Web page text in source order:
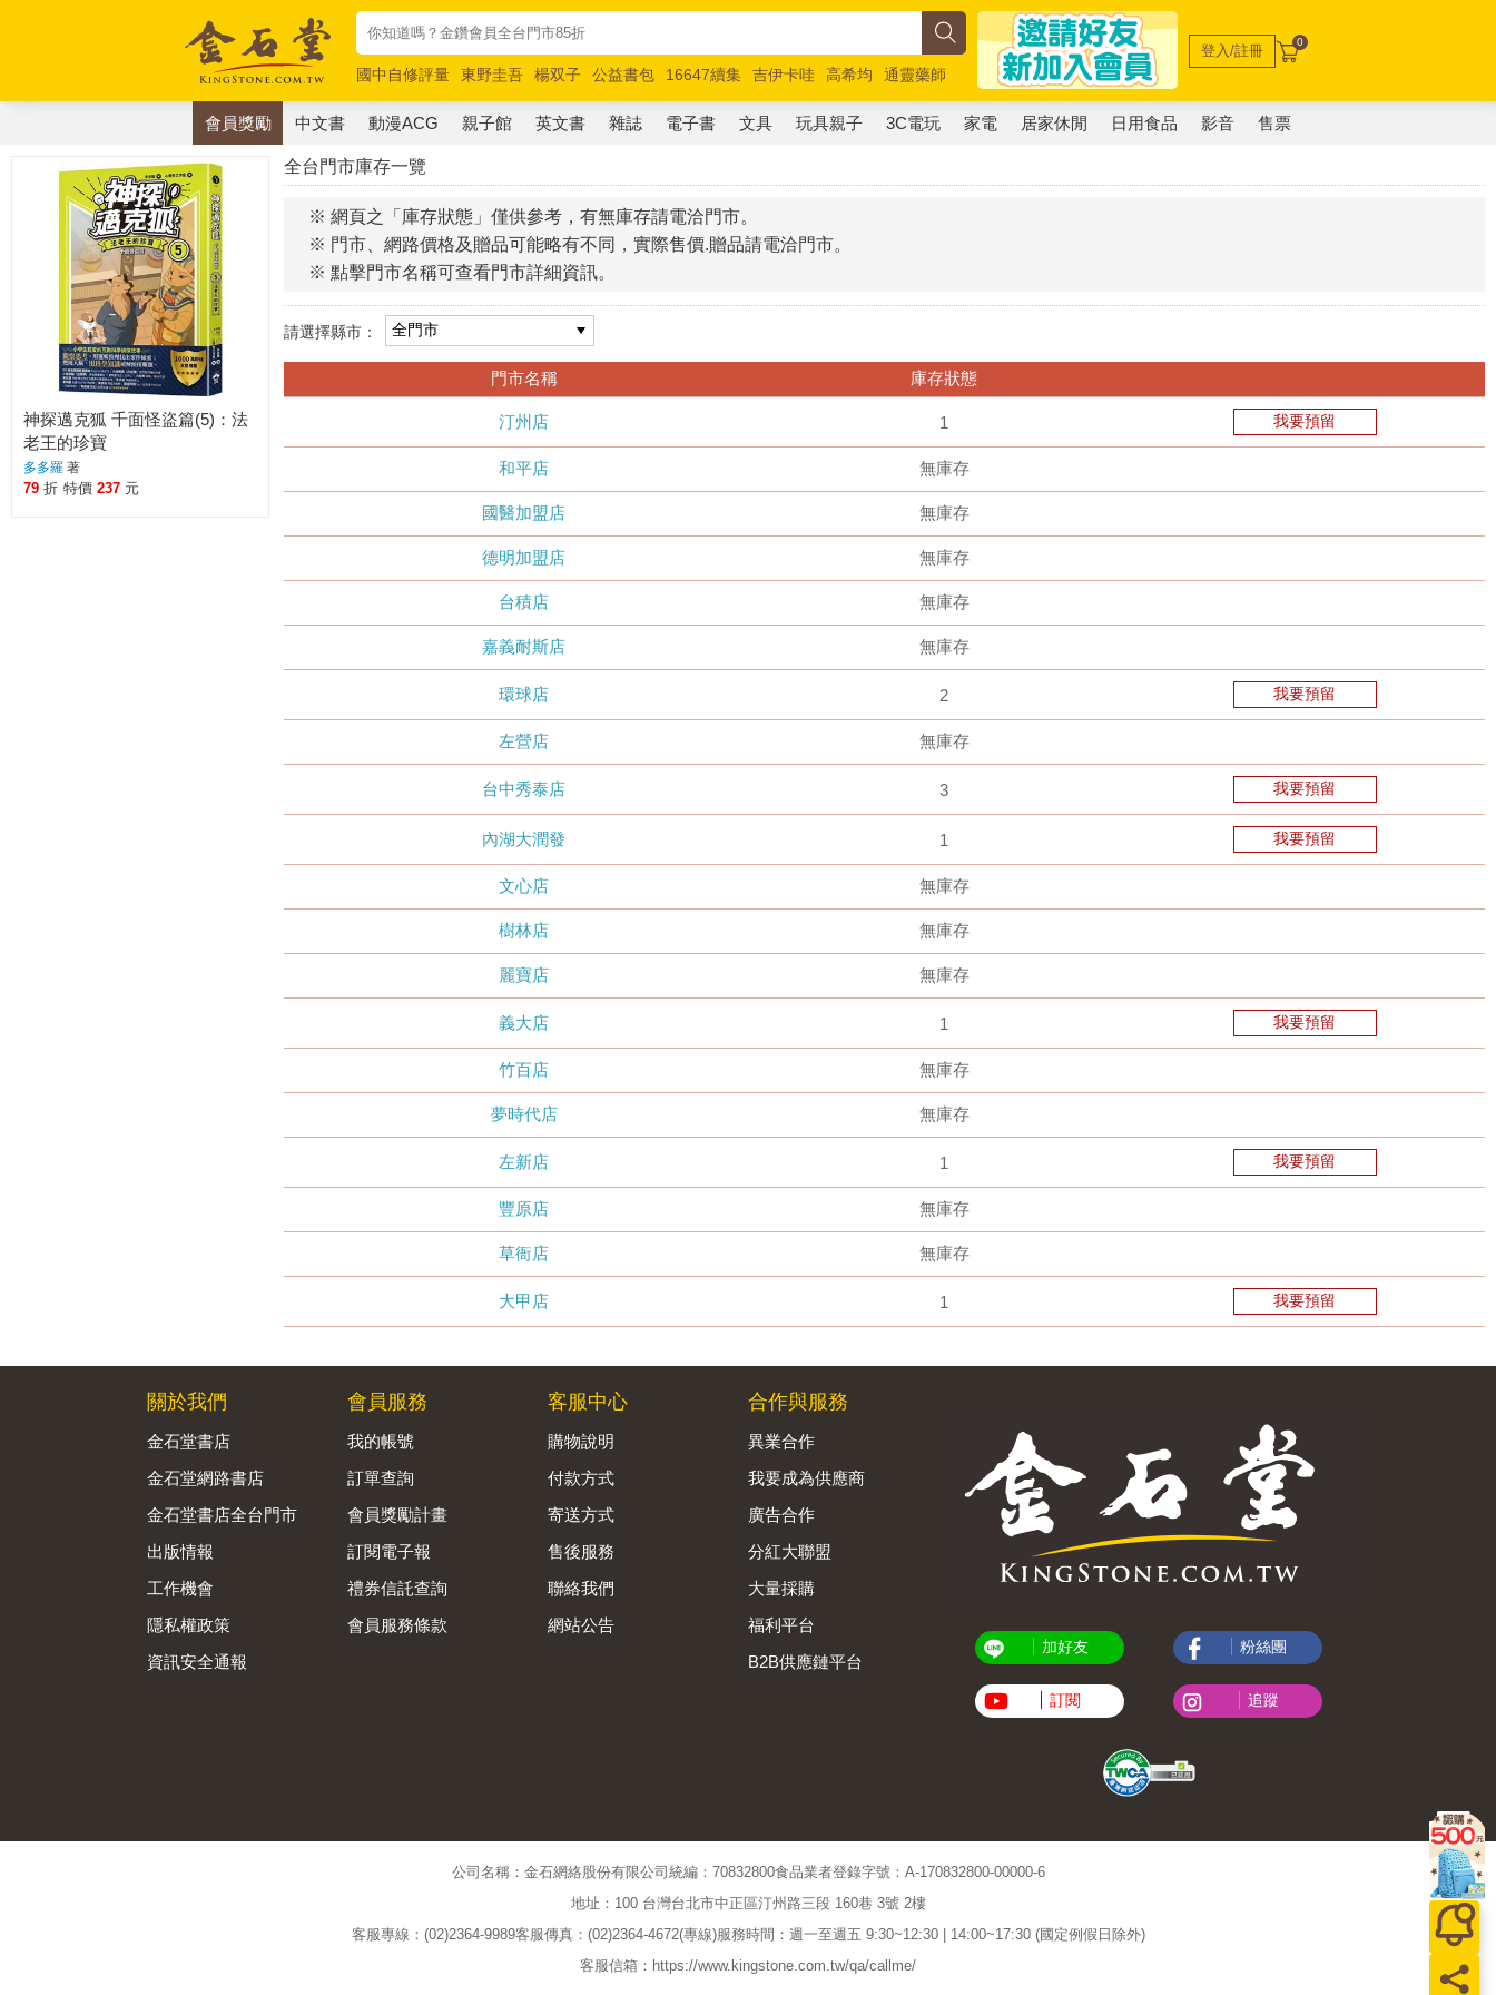
國中自修評量 東野圭吾 楊双子 公益書包 16647續集 吉伊卡哇 高希均
通靈藥師
唯紅花綻放
奧德賽 路邊攤新作 馬斯克 玩具總動員5 超慢跑
登入/註冊 0
會員獎勵 中文書 動漫ACG 親子館 英文書 雜誌 電子書 文具 玩具親子 3C電玩 家電 居家休閒 日用食品 影音 售票
全台門市庫存一覽
※ 網頁之「庫存狀態」僅供參考，有無庫存請電洽門市。
※ 門市、網路價格及贈品可能略有不同，實際售價.贈品請電洽門市。
※ 點擊門市名稱可查看門市詳細資訊。
請選擇縣市：
門市名稱 庫存狀態
汀州店 1 我要預留
和平店 無庫存
國醫加盟店 無庫存
德明加盟店 無庫存
台積店 無庫存
嘉義耐斯店 無庫存
環球店 2 我要預留
左營店 無庫存
台中秀泰店 3 我要預留
內湖大潤發 1 我要預留
文心店 無庫存
樹林店 無庫存
麗寶店 無庫存
義大店 1 我要預留
竹百店 無庫存
夢時代店 無庫存
左新店 1 我要預留
豐原店 無庫存
草衙店 無庫存
大甲店 1 我要預留
神探邁克狐 千面怪盜篇(5)：法
老王的珍寶
多多羅 著
79 折 特價 237 元
關於我們
金石堂書店
金石堂網路書店
金石堂書店全台門市
出版情報
工作機會
隱私權政策
資訊安全通報
會員服務
我的帳號
訂單查詢
會員獎勵計畫
訂閱電子報
禮券信託查詢
會員服務條款
客服中心
購物說明
付款方式
寄送方式
售後服務
聯絡我們
網站公告
合作與服務
異業合作
我要成為供應商
廣告合作
分紅大聯盟
大量採購
福利平台
B2B供應鏈平台
加好友
訂閱
粉絲團
追蹤
公司名稱：金石網絡股份有限公司 統編：70832800食品業者登錄字號：A-170832800-00000-6
地址：100 台灣台北市中正區汀州路三段 160巷 3號 2樓
客服專線：(02)2364-9989客服傳真：(02)2364-4672(專線)服務時間：週一至週五 9:30~12:30 | 14:00~17:30 (國定例假日除外)
客服信箱：https://www.kingstone.com.tw/qa/callme/